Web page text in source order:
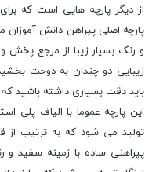
از دیگر پارچه هایی است که
پارچه اصلی پیراهن دانش
و رنگ بسیار زیبا از مرجع پخش
زیبایی دو چندان به دوخت
باید دقت بسیاری داشته باشید
این پارچه عموما با الیاف پلی
تولید می شود که به ترتیب از
پیراهنی ساده با زمینه سفید